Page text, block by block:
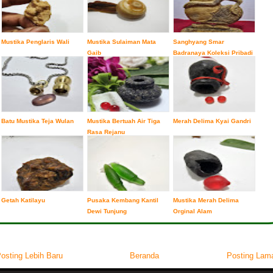
Mustika Penglaris Wali
Mustika Sulaiman Mata
Gaib
Sanghyang Smar
Badranaya Koleksi Pribadi
Batu Mustika Teja Wulan
Mustika Bertuah Air Tiga
Rasa Rejanu
Merah Delima Kyai Gandri
Getah Katilayu
Pusaka Kembang Kantil
Dewi Tunjung
Mustika Merah Delima
Orginal Alam
Lebih Baru Posting
Beranda